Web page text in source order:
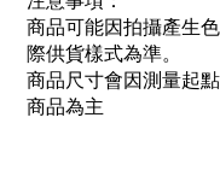
商品可能因拍攝產生
際供貨樣式為準。
商品尺寸會因測量起
商品為主